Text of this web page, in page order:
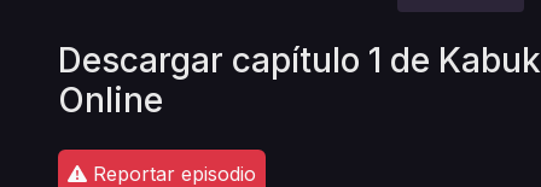
Descargar capítulo 1 de
Online
Reportar episodio